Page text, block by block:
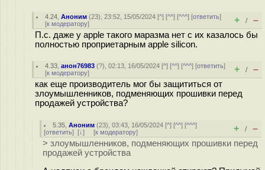
4.24 ,Аноним (23), 23:52, 15/05/2024 [^] [^^] [^^^] [ответить]
[к модератору] + / –
П.с. даже у apple такого маразма нет с их казалось бы
полностью проприетарным apple silicon.
4.33 ,анон76983 (?), 02:13, 16/05/2024 [^] [^^] [^^^] [ответить]
[к модератору] + / –
как еще производитель мог бы защититься от
злоумышленников, подменяющих прошивки перед
продажей устройства?
5.35 ,Аноним (23), 03:43, 16/05/2024 [^] [^^] [^^^]
[ответить] [↓] [к модератору] + / –
> злоумышленников, подменяющих прошивки перед
продажей устройства